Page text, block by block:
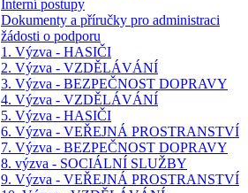
Interní postupy
Dokumenty a příručky pro administraci
žádosti o podporu
1. Výzva - HASIČI
2. Výzva - VZDĚLÁVÁNÍ
3. Výzva - BEZPEČNOST DOPRAVY
4. Výzva - VZDĚLÁVÁNÍ
5. Výzva - HASIČI
6. Výzva - VEŘEJNÁ PROSTRANSTVÍ
7. Výzva - BEZPEČNOST DOPRAVY
8. výzva - SOCIÁLNÍ SLUŽBY
9. Výzva - VEŘEJNÁ PROSTRANSTVÍ